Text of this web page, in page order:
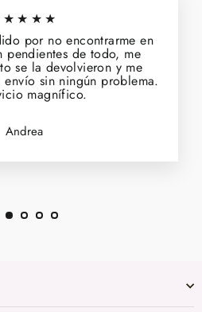
por no encontrarme en
pendientes de todo, me
se la devolvieron y me
sin ningún problema.
magnífico.
Andrea